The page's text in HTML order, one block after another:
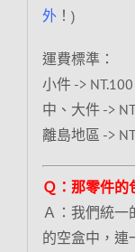
外！)
運費標準：
小件 ->
中、大件 ->
離島地區 ->
Ｑ：那零件的
Ａ：我們統
的空盒中，連